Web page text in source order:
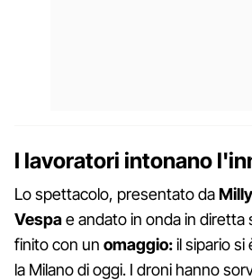
I lavoratori intonano
Lo spettacolo, presentato da
Vespae andato in onda in diretta
finito con un omaggio:il sipario
la Milano di oggi. I droni hanno